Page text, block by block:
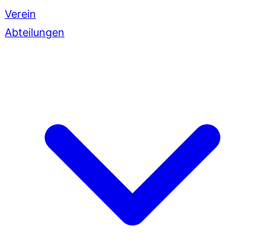
Verein
Abteilungen